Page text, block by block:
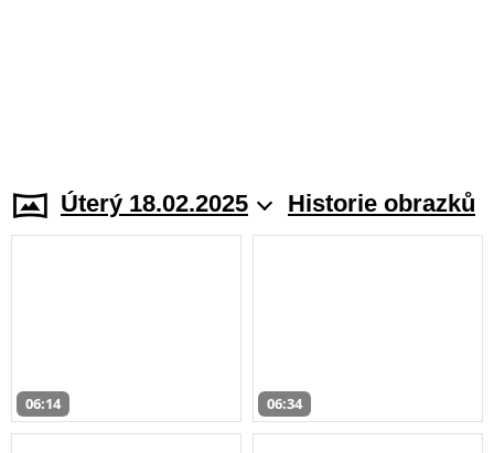
Úterý 18.02.2025 Historie obrazků
06:14 06:34